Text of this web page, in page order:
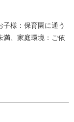
様：保育園に通う
満、家庭環境：ご依